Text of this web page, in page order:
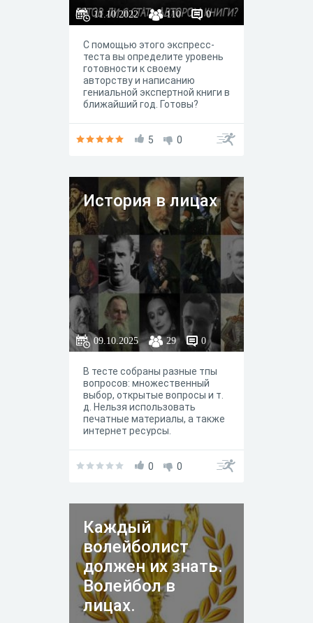
11.10.2022 110 0
С помощью этого экспресс-
теста вы определите уровень
готовности к своему
авторству и написанию
гениальной экспертной книги в
ближайший год. Готовы?
5 0
История в лицах
09.10.2025 29 0
В тесте собраны разные тпы
вопросов: множественный
выбор, открытые вопросы и т.
д. Нельзя использовать
печатные материалы, а также
интернет ресурсы.
0 0
Каждый
волейболист
должен их знать.
Волейбол в
лицах.